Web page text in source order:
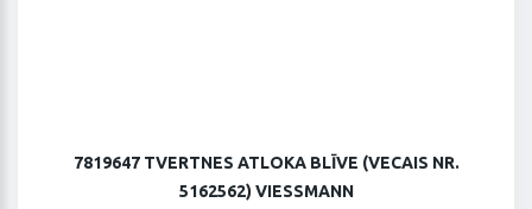
7819647 TVERTNES ATLOKA BLĪVE (VECAIS NR.
5162562) VIESSMANN